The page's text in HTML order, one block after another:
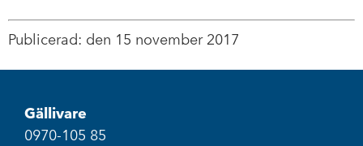
Publicerad: den 15 november 2017
Gällivare
0970-105 85